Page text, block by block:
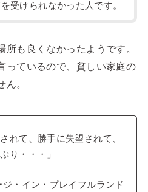
受けられなかった人です。
所も良くなかったようです。
っているので、貧しい家庭の
。
れて、勝手に失望されて、
り・・・」
・イン・プレイフルランド